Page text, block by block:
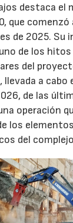
destaca el
que comenzó
de 2025. Su
de los
del
llevada a cabo
de las
operación
los
del